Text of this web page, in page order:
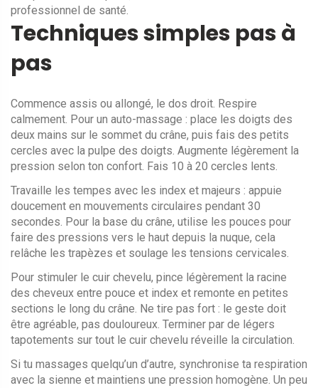
professionnel de santé.
Techniques simples pas à
pas
Commence assis ou allongé, le dos droit. Respire
calmement. Pour un auto-massage : place les doigts des
deux mains sur le sommet du crâne, puis fais des petits
cercles avec la pulpe des doigts. Augmente légèrement la
pression selon ton confort. Fais 10 à 20 cercles lents.
Travaille les tempes avec les index et majeurs : appuie
doucement en mouvements circulaires pendant 30
secondes. Pour la base du crâne, utilise les pouces pour
faire des pressions vers le haut depuis la nuque, cela
relâche les trapèzes et soulage les tensions cervicales.
Pour stimuler le cuir chevelu, pince légèrement la racine
des cheveux entre pouce et index et remonte en petites
sections le long du crâne. Ne tire pas fort : le geste doit
être agréable, pas douloureux. Terminer par de légers
tapotements sur tout le cuir chevelu réveille la circulation.
Si tu massages quelqu’un d’autre, synchronise ta respiration
avec la sienne et maintiens une pression homogène. Un peu